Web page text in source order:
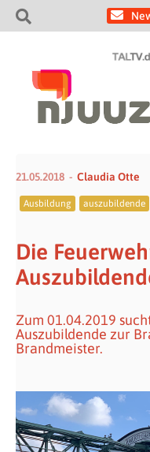
21.05.2018 Claudia Otte
Ausbildung auszubildende
Die
Zum 01.04.2019
Auszubildende zur
Brandmeister.